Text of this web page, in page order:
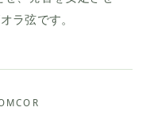
ラ弦です。